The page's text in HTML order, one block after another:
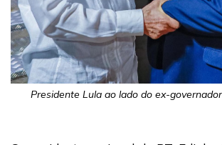
Presidente Lula ao lado do ex-